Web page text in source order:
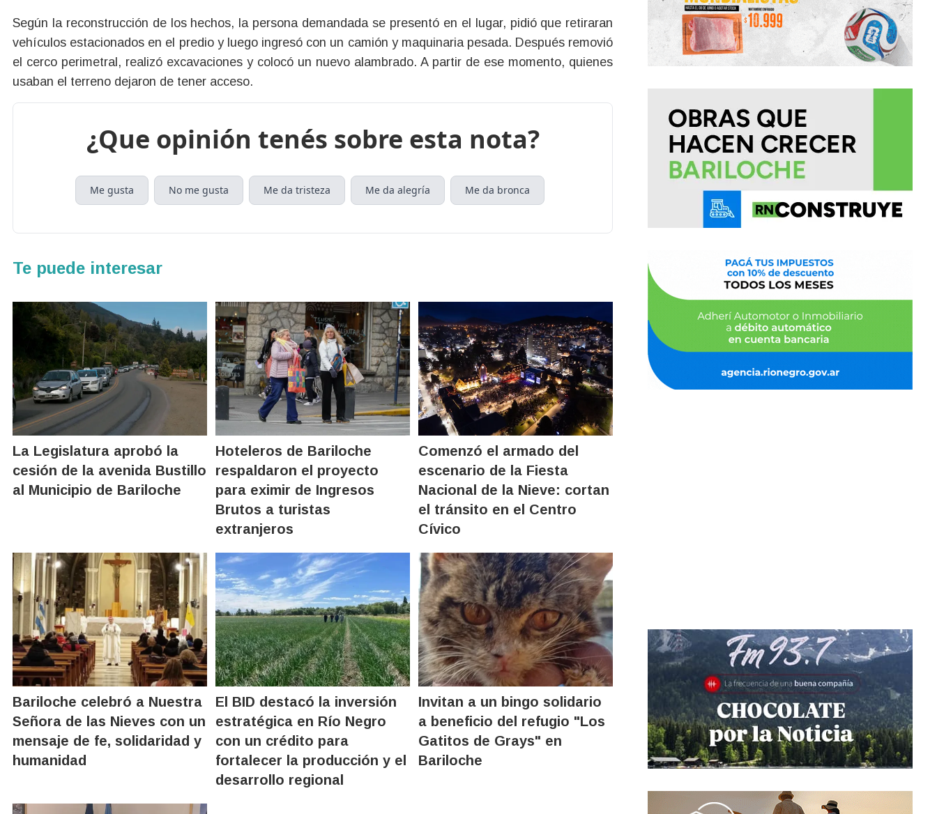
Según la reconstrucción de los hechos, la persona demandada se presentó en el lugar, pidió que retiraran
vehículos estacionados en el predio y luego ingresó con un camión y maquinaria pesada. Después removió
el cerco perimetral, realizó excavaciones y colocó un nuevo alambrado. A partir de ese momento, quienes
usaban el terreno dejaron de tener acceso.
¿Que opinión tenés sobre esta nota?
Me gusta No me gusta Me da tristeza Me da alegría Me da bronca
Te puede interesar
La Legislatura aprobó la
cesión de la avenida Bustillo
al Municipio de Bariloche
Hoteleros de Bariloche
respaldaron el proyecto
para eximir de Ingresos
Brutos a turistas
extranjeros
Comenzó el armado del
escenario de la Fiesta
Nacional de la Nieve: cortan
el tránsito en el Centro
Cívico
Bariloche celebró a Nuestra
Señora de las Nieves con un
mensaje de fe, solidaridad y
humanidad
El BID destacó la inversión
estratégica en Río Negro
con un crédito para
fortalecer la producción y el
desarrollo regional
Invitan a un bingo solidario
a beneficio del refugio "Los
Gatitos de Grays" en
Bariloche